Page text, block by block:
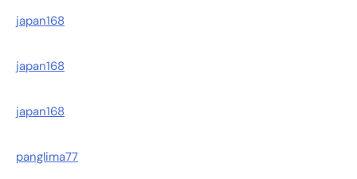
japan168
japan168
japan168
panglima77